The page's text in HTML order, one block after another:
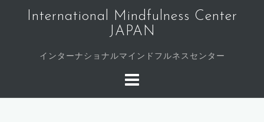
ス
International Mindfulness Center
JAPAN
インターナショナルマインドフルネスセンター